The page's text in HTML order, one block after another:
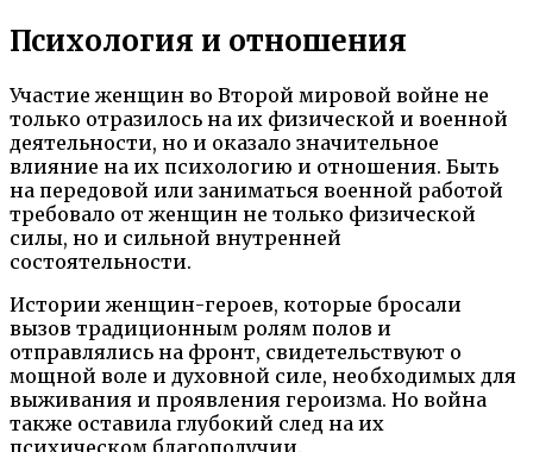
Психология и отношения
Участие женщин во Второй мировой войне не
только отразилось на их физической и военной
деятельности, но и оказало значительное
влияние на их психологию и отношения. Быть
на передовой или заниматься военной работой
требовало от женщин не только физической
силы, но и сильной внутренней
состоятельности.
Истории женщин-героев, которые бросали
вызов традиционным ролям полов и
отправлялись на фронт, свидетельствуют о
мощной воле и духовной силе, необходимых для
выживания и проявления героизма. Но война
также оставила глубокий след на их
психическом благополучии.